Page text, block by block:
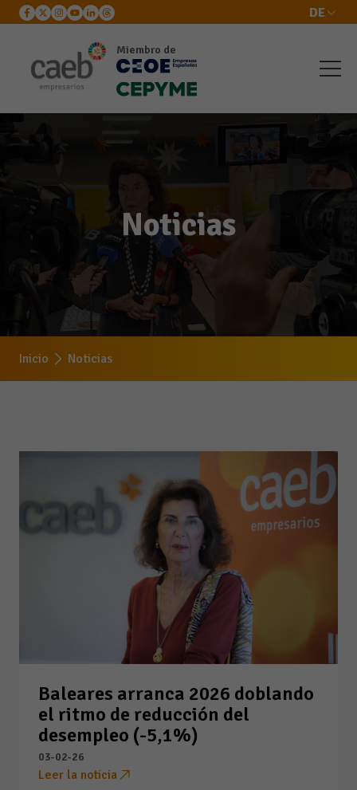
DE
Miembro de
Noticias
Inicio Noticias
Baleares arranca 2026 doblando
el ritmo de reducción del
desempleo (-5,1%)
03-02-26
Leer la noticia